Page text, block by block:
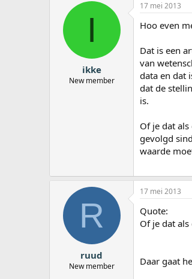
I
ikke
New member
17 mei 2013
Hoo even
Dat is een
van
data en dat
dat de
is.
Of je dat
gevolgd
waarde
R
ruud
New member
17 mei 2013
Quote:
Of je dat
Daar gaat